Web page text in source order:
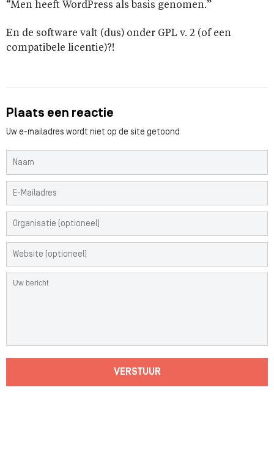
“Men heeft WordPress als basis genomen.”
En de software valt (dus) onder GPL v. 2 (of een
compatibele licentie)?!
Plaats een reactie
Uw e-mailadres wordt niet op de site getoond
VERSTUUR